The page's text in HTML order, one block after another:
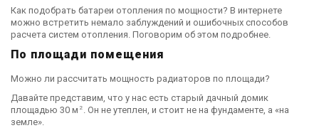
Как подобрать батареи отопления по мощности? В интернете
можно встретить немало заблуждений и ошибочных способов
расчета систем отопления. Поговорим об этом подробнее.
По площади помещения
Можно ли рассчитать мощность радиаторов по площади?
Давайте представим, что у нас есть старый дачный домик
площадью 30 м 2
. Он не утеплен, и стоит не на фундаменте, а «на
земле».